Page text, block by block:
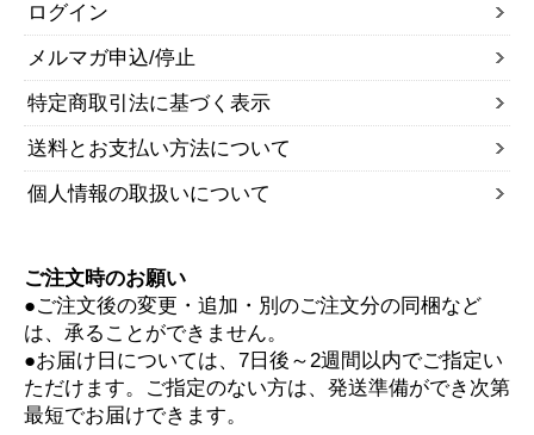
ログイン
メルマガ申込/停止
特定商取引法に基づく表示
送料とお支払い方法について
個人情報の取扱いについて
ご注文時のお願い
●ご注文後の変更・追加・別のご注文分の同梱など
は、承ることができません。
●お届け日については、7日後～2週間以内でご指定い
ただけます。ご指定のない方は、発送準備ができ次第
最短でお届けできます。